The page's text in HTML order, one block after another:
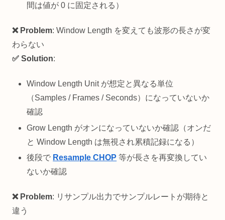
間は値が 0 に固定される）
❌ Problem: Window Length を変えても波形の長さが変
わらない
✅ Solution:
Window Length Unit が想定と異なる単位
（Samples / Frames / Seconds）になっていないか
確認
Grow Length がオンになっていないか確認（オンだ
と Window Length は無視され累積記録になる）
後段で Resample CHOP 等が長さを再変換してい
ないか確認
❌ Problem: リサンプル出力でサンプルレートが期待と
違う